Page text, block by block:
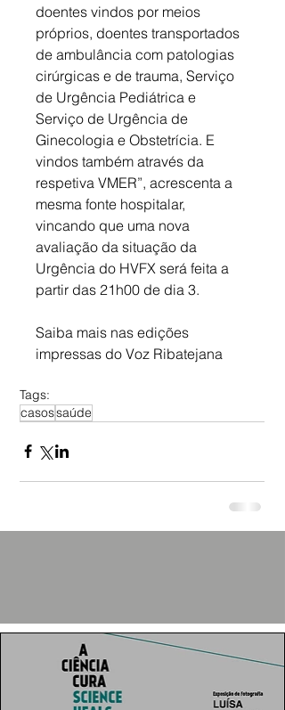
doentes vindos por meios
próprios, doentes transportados
de ambulância com patologias
cirúrgicas e de trauma, Serviço
de Urgência Pediátrica e
Serviço de Urgência de
Ginecologia e Obstetrícia. E
vindos também através da
respetiva VMER”, acrescenta a
mesma fonte hospitalar,
vincando que uma nova
avaliação da situação da
Urgência do HVFX será feita a
partir das 21h00 de dia 3.
Saiba mais nas edições
impressas do Voz Ribatejana
Tags:
casossaúde